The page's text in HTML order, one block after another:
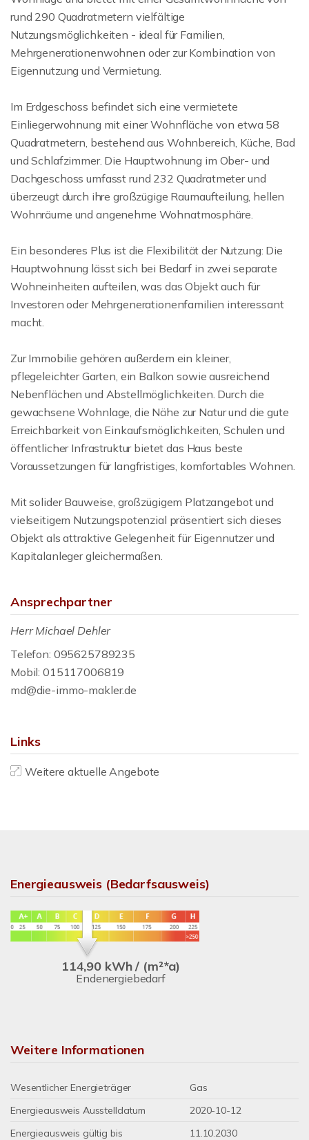
rund 290 Quadratmetern vielfältige
Nutzungsmöglichkeiten - ideal für Familien,
Mehrgenerationenwohnen oder zur Kombination von
Eigennutzung und Vermietung.
Im Erdgeschoss befindet sich eine vermietete
Einliegerwohnung mit einer Wohnfläche von etwa 58
Quadratmetern, bestehend aus Wohnbereich, Küche, Bad
und Schlafzimmer. Die Hauptwohnung im Ober- und
Dachgeschoss umfasst rund 232 Quadratmeter und
überzeugt durch ihre großzügige Raumaufteilung, hellen
Wohnräume und angenehme Wohnatmosphäre.
Ein besonderes Plus ist die Flexibilität der Nutzung: Die
Hauptwohnung lässt sich bei Bedarf in zwei separate
Wohneinheiten aufteilen, was das Objekt auch für
Investoren oder Mehrgenerationenfamilien interessant
macht.
Zur Immobilie gehören außerdem ein kleiner,
pflegeleichter Garten, ein Balkon sowie ausreichend
Nebenflächen und Abstellmöglichkeiten. Durch die
gewachsene Wohnlage, die Nähe zur Natur und die gute
Erreichbarkeit von Einkaufsmöglichkeiten, Schulen und
öffentlicher Infrastruktur bietet das Haus beste
Voraussetzungen für langfristiges, komfortables Wohnen.
Mit solider Bauweise, großzügigem Platzangebot und
vielseitigem Nutzungspotenzial präsentiert sich dieses
Objekt als attraktive Gelegenheit für Eigennutzer und
Kapitalanleger gleichermaßen.
Ansprechpartner
Herr Michael Dehler
Telefon: 095625789235
Mobil: 015117006819
md@die-immo-makler.de
Links
Weitere aktuelle Angebote
Energieausweis (Bedarfsausweis)
114,90 kWh / (m²*a)
Endenergiebedarf
Weitere Informationen
Wesentlicher Energieträger
Gas
Energieausweis Ausstelldatum
2020-10-12
Energieausweis gültig bis
11.10.2030